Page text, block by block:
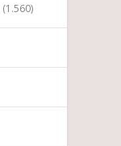
(1.560)